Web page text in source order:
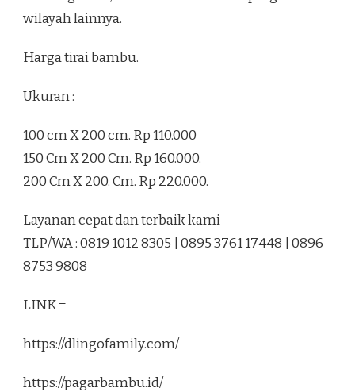
wilayah lainnya.
Harga tirai bambu.
Ukuran :
100 cm X 200 cm. Rp 110.000
150 Cm X 200 Cm. Rp 160.000.
200 Cm X 200. Cm. Rp 220.000.
Layanan cepat dan terbaik kami
TLP/WA : 0819 1012 8305 | 0895 3761 17448 | 0896
8753 9808
LINK =
https://dlingofamily.com/
https://pagarbambu.id/